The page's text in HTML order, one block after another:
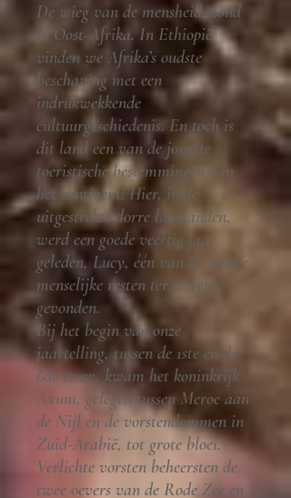
De wieg van de mensheid stond
in Oost-Afrika. In Ethiopië
vinden we Afrika’s oudste
beschaving met een
indrukwekkende
cultuurgeschiedenis. En toch is
dit land een van de jongste
toeristische bestemmingen van
het continent! Hier, in de
uitgestrekte dorre laaglanden,
werd een goede veertig jaar
geleden, Lucy, één van de oudste
menselijke resten ter wereld,
gevonden.
Bij het begin van onze
jaartelling, tussen de 1ste en de
6de eeuw, kwam het koninkrijk
Axum, gelegen tussen Meroe aan
de Nijl en de vorstendommen in
Zuid-Arabië, tot grote bloei.
Verlichte vorsten beheersten de
twee oevers van de Rode Zee en